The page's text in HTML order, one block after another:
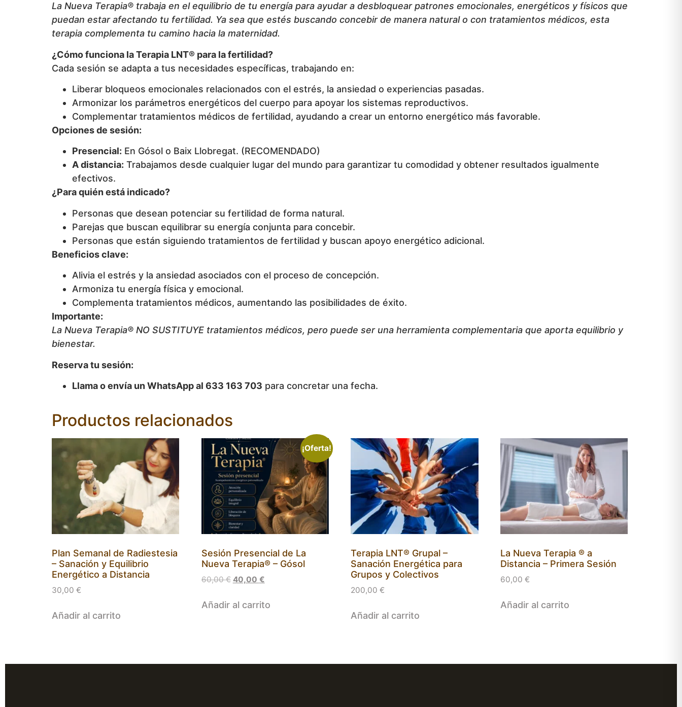
La Nueva Terapia® trabaja en el equilibrio de tu energía para ayudar a desbloquear patrones emocionales, energéticos y físicos que
puedan estar afectando tu fertilidad. Ya sea que estés buscando concebir de manera natural o con tratamientos médicos, esta
terapia complementa tu camino hacia la maternidad.
¿Cómo funciona la Terapia LNT® para la fertilidad?
Cada sesión se adapta a tus necesidades específicas, trabajando en:
Liberar bloqueos emocionales relacionados con el estrés, la ansiedad o experiencias pasadas.
Armonizar los parámetros energéticos del cuerpo para apoyar los sistemas reproductivos.
Complementar tratamientos médicos de fertilidad, ayudando a crear un entorno energético más favorable.
Opciones de sesión:
Presencial: En Gósol o Baix Llobregat. (RECOMENDADO)
A distancia: Trabajamos desde cualquier lugar del mundo para garantizar tu comodidad y obtener resultados igualmente
efectivos.
¿Para quién está indicado?
Personas que desean potenciar su fertilidad de forma natural.
Parejas que buscan equilibrar su energía conjunta para concebir.
Personas que están siguiendo tratamientos de fertilidad y buscan apoyo energético adicional.
Beneficios clave:
Alivia el estrés y la ansiedad asociados con el proceso de concepción.
Armoniza tu energía física y emocional.
Complementa tratamientos médicos, aumentando las posibilidades de éxito.
Importante:
La Nueva Terapia® NO SUSTITUYE tratamientos médicos, pero puede ser una herramienta complementaria que aporta equilibrio y
bienestar.
Reserva tu sesión:
Llama o envía un WhatsApp al 633 163 703 para concretar una fecha.
Productos relacionados
Plan Semanal de Radiestesia
– Sanación y Equilibrio
Energético a Distancia
30,00 €
Añadir al carrito
¡Oferta!
Sesión Presencial de La
Nueva Terapia® – Gósol
60,00€ 40,00 €
Añadir al carrito
Terapia LNT® Grupal –
Sanación Energética para
Grupos y Colectivos
200,00€
Añadir al carrito
La Nueva Terapia ® a
Distancia – Primera Sesión
60,00€
Añadir al carrito